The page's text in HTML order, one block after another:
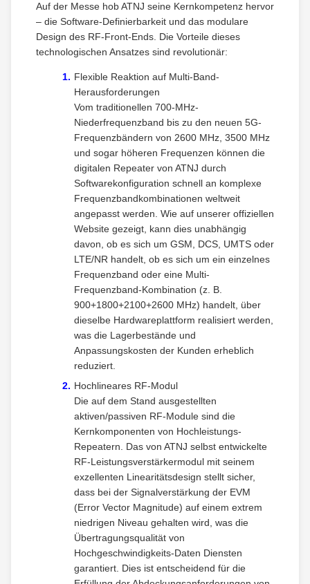
Auf der Messe hob ATNJ seine Kernkompetenz hervor
– die Software-Definierbarkeit und das modulare
Design des RF-Front-Ends. Die Vorteile dieses
technologischen Ansatzes sind revolutionär:
Flexible Reaktion auf Multi-Band-
Herausforderungen
Vom traditionellen 700-MHz-
Niederfrequenzband bis zu den neuen 5G-
Frequenzbändern von 2600 MHz, 3500 MHz
und sogar höheren Frequenzen können die
digitalen Repeater von ATNJ durch
Softwarekonfiguration schnell an komplexe
Frequenzbandkombinationen weltweit
angepasst werden. Wie auf unserer offiziellen
Website gezeigt, kann dies unabhängig
davon, ob es sich um GSM, DCS, UMTS oder
LTE/NR handelt, ob es sich um ein einzelnes
Frequenzband oder eine Multi-
Frequenzband-Kombination (z. B.
900+1800+2100+2600 MHz) handelt, über
dieselbe Hardwareplattform realisiert werden,
was die Lagerbestände und
Anpassungskosten der Kunden erheblich
reduziert.
Hochlineares RF-Modul
Die auf dem Stand ausgestellten
aktiven/passiven RF-Module sind die
Kernkomponenten von Hochleistungs-
Repeatern. Das von ATNJ selbst entwickelte
RF-Leistungsverstärkermodul mit seinem
exzellenten Linearitätsdesign stellt sicher,
dass bei der Signalverstärkung der EVM
(Error Vector Magnitude) auf einem extrem
niedrigen Niveau gehalten wird, was die
Übertragungsqualität von
Hochgeschwindigkeits-Daten Diensten
garantiert. Dies ist entscheidend für die